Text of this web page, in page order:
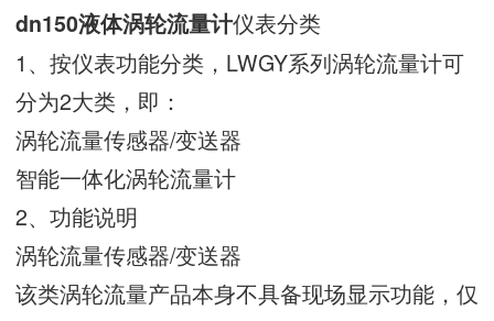
dn150液体涡轮流量计仪表分类
1、按仪表功能分类，LWGY系列涡轮流量计可
分为2大类，即：
涡轮流量传感器/变送器
智能一体化涡轮流量计
2、功能说明
涡轮流量传感器/变送器
该类涡轮流量产品本身不具备现场显示功能，仅